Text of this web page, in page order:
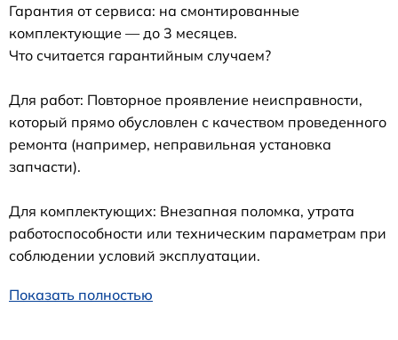
Гарантия от сервиса: на смонтированные
комплектующие — до 3 месяцев.
Что считается гарантийным случаем?
Для работ: Повторное проявление неисправности,
который прямо обусловлен с качеством проведенного
ремонта (например, неправильная установка
запчасти).
Для комплектующих: Внезапная поломка, утрата
работоспособности или техническим параметрам при
соблюдении условий эксплуатации.
Показать полностью